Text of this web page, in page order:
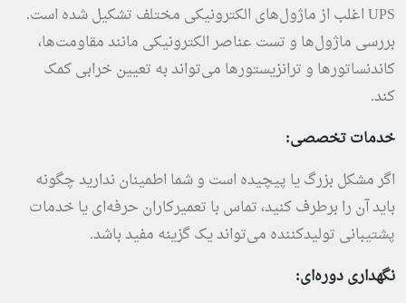
UPS اغلب از ماژول‌های الکترونیکی مختلف تشکیل شده است.
بررسی ماژول‌ها و تست عناصر الکترونیکی مانند مقاومت‌ها،
کاندنساتورها و ترانزیستورها می‌تواند به تعیین خرابی کمک
کند.
خدمات تخصصی:
اگر مشکل بزرگ یا پیچیده است و شما اطمینان ندارید چگونه
باید آن را برطرف کنید، تماس با تعمیرکاران حرفه‌ای یا خدمات
پشتیبانی تولیدکننده می‌تواند یک گزینه مفید باشد.
نگهداری دورهای: